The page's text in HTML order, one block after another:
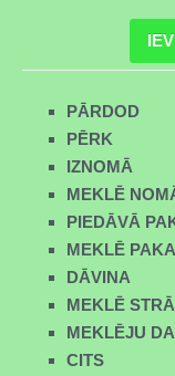
PĀRDOD
PĒRK
IZNOMĀ
MEKLĒ
PIEDĀVĀ
MEKLĒ
DĀVINA
MEKLĒ
MEKLĒJU
CITS